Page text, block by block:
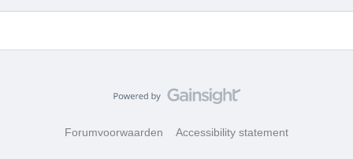
Forumvoorwaarden Accessibility statement